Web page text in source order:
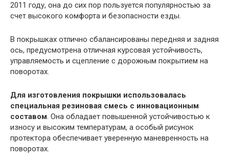
2011 году, она до сих пор пользуется популярностью за
счет высокого комфорта и безопасности езды.
В покрышках отлично сбалансированы передняя и задняя
ось, предусмотрена отличная курсовая устойчивость,
управляемость и сцепление с дорожным покрытием на
поворотах.
Для изготовления покрышки использовалась
специальная резиновая смесь с инновационным
составом. Она обладает повышенной устойчивостью к
износу и высоким температурам, а особый рисунок
протектора обеспечивает уверенную маневренность на
поворотах.